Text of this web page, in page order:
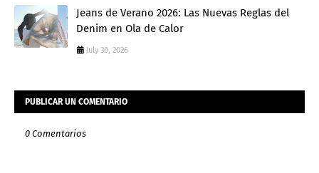
Jeans de Verano 2026: Las Nuevas Reglas del
Denim en Ola de Calor
July 30, 2026
PUBLICAR UN COMENTARIO
0 Comentarios